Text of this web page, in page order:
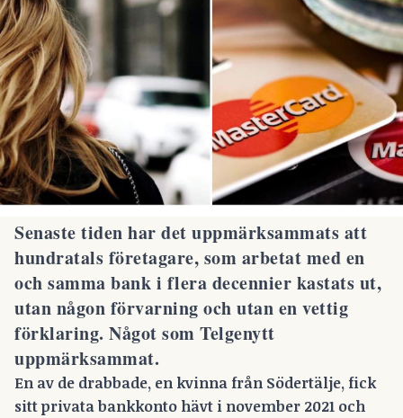
Senaste tiden har det uppmärksammats att
hundratals företagare, som arbetat med en
och samma bank i flera decennier kastats ut,
utan någon förvarning och utan en vettig
förklaring. Något som Telgenytt
uppmärksammat.
En av de drabbade, en kvinna från Södertälje, fick
sitt privata bankkonto hävt i november 2021 och